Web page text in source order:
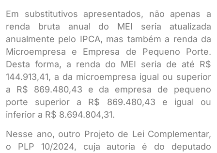
Em substitutivos apresentados, não apenas a
renda bruta anual do MEI seria atualizada
anualmente pelo IPCA, mas também a renda da
Microempresa e Empresa de Pequeno Porte.
Desta forma, a renda do MEI seria de até R$
144.913,41, a da microempresa igual ou superior
a R$ 869.480,43 e da empresa de pequeno
porte superior a R$ 869.480,43 e igual ou
inferior a R$ 8.694.804,31.
Nesse ano, outro Projeto de Lei Complementar,
o PLP 10/2024, cuja autoria é do deputado